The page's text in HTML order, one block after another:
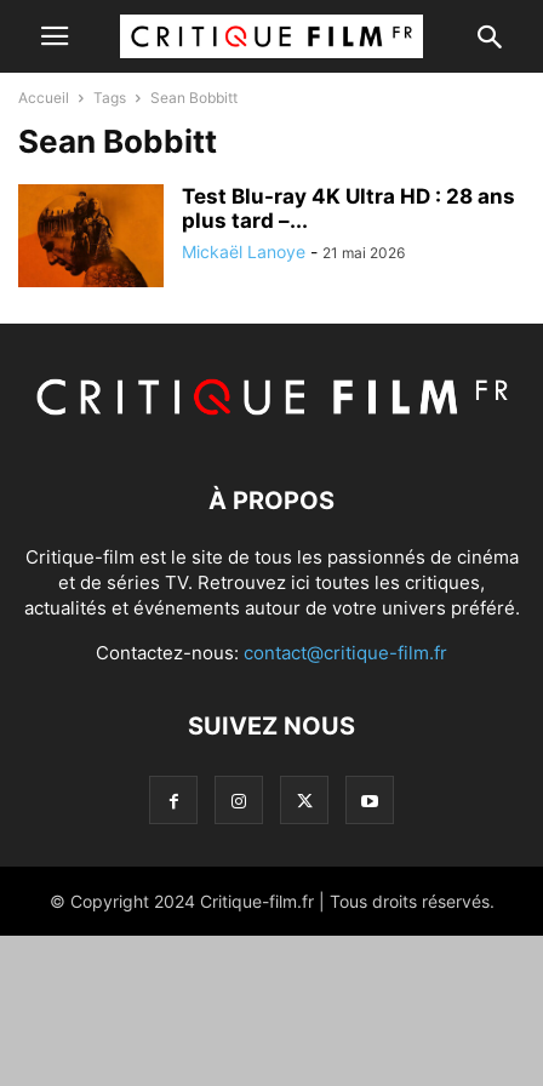
Accueil Tags Sean Bobbitt
Sean Bobbitt
Test Blu-ray 4K Ultra HD : 28 ans
plus tard –...
Mickaël Lanoye - 21 mai 2026
À PROPOS
Critique-film est le site de tous les passionnés de cinéma
et de séries TV. Retrouvez ici toutes les critiques,
actualités et événements autour de votre univers préféré.
Contactez-nous: contact@critique-film.fr
SUIVEZ NOUS
© Copyright 2024 Critique-film.fr | Tous droits réservés.